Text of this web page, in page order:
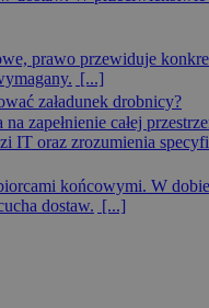
prawo przewiduje
[...]
załadunek drobnicy?
zapełnienie całej
IT oraz zrozumienia
końcowymi. W
dostaw. [...]